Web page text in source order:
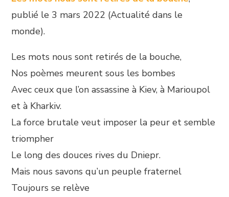
publié le 3 mars 2022 (Actualité dans le
monde).
Les mots nous sont retirés de la bouche,
Nos poèmes meurent sous les bombes
Avec ceux que l’on assassine à Kiev, à Marioupol
et à Kharkiv.
La force brutale veut imposer la peur et semble
triompher
Le long des douces rives du Dniepr.
Mais nous savons qu’un peuple fraternel
Toujours se relève